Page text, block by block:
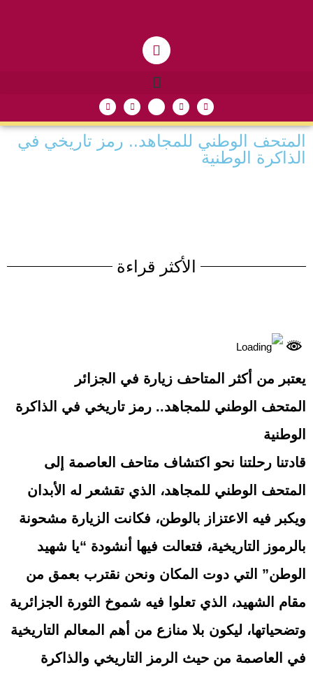
المتحف الوطني للمجاهد.. رمز تاريخي في
الذاكرة الوطنية
الأكثر قراءة
يعتبر من أكثر المتاحف زيارة في الجزائر
المتحف الوطني للمجاهد.. رمز تاريخي في الذاكرة
الوطنية
قادتنا رحلتنا نحو اكتشاف متاحف العاصمة إلى
المتحف الوطني للمجاهد، الذي تقشعر له الأبدان
ويكبر فيه الاعتزاز بالوطن، فكانت الزيارة مشحونة
بالرموز التاريخية، فتعالت فيها أنشودة “يا شهيد
الوطن” التي دوت المكان ونحن نقترب بعمق من
مقام الشهيد، الذي تعلوا فيه شموخ الثورة الجزائرية
وتضحياتها، ليكون بلا منازع من أهم المعالم التاريخية
في العاصمة من حيث الرمز التاريخي والذاكرة